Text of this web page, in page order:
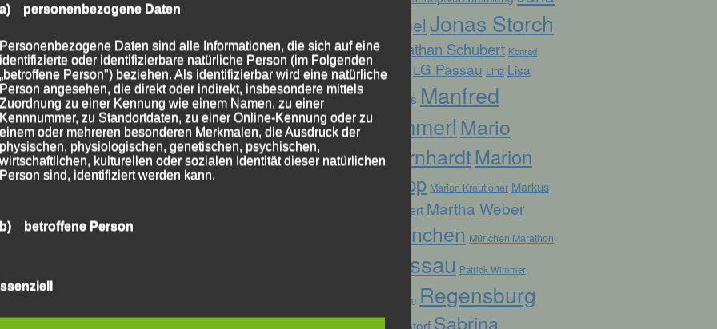
Vogel Jonas Storch
Jonathan Schubert Konrad
Kufner
LG Passau Linz Lisa
Fuchs Manfred
Ammerl Mario
BernhardtMarion
Kopp Marion Krautloher Markus
Weinert Martha Weber
München München Marathon
Passau Patrick Wimmer
Pocking Regensburg
Ruhstorf Sabrina
a) personenbezogene Daten
Personenbezogene Daten sind alle Informationen, die sich auf eine
identifizierte oder identifizierbare natürliche Person (im Folgenden
„betroffene Person") beziehen. Als identifizierbar wird eine natürliche
Person angesehen, die direkt oder indirekt, insbesondere mittels
Zuordnung zu einer Kennung wie einem Namen, zu einer
Kennnummer, zu Standortdaten, zu einer Online-Kennung oder zu
einem oder mehreren besonderen Merkmalen, die Ausdruck der
physischen, physiologischen, genetischen, psychischen,
wirtschaftlichen, kulturellen oder sozialen Identität dieser natürlichen
Person sind, identifiziert werden kann.
b) betroffene Person
Verarbeitung Verantwortlichen verarbeitet werden.